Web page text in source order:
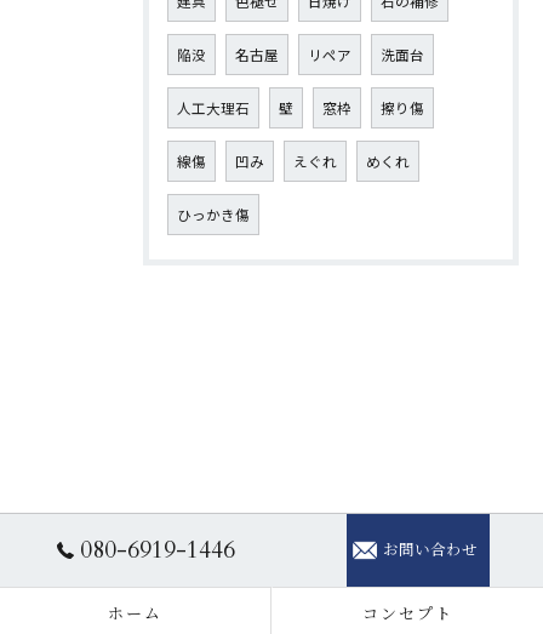
陥没 名古屋 リペア 洗面台
人工大理石 壁 窓枠 擦り傷
線傷 凹み えぐれ めくれ
ひっかき傷
080-6919-1446 お問い合わせ
ホーム コンセプト